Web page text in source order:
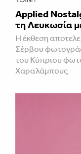
Applied
τη Λευκωσία
Η έκθεση
Σέρβου
του Κύπριου
Χαραλάμπους